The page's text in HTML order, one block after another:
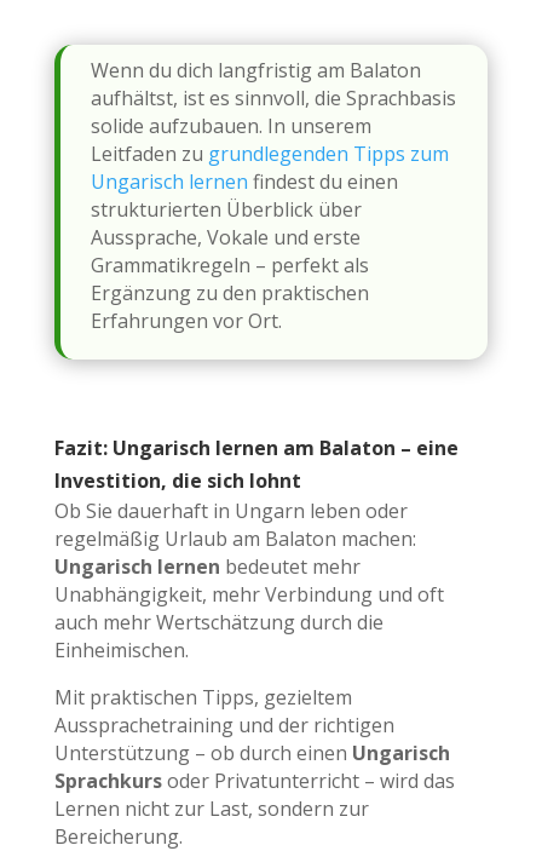
Wenn du dich langfristig am Balaton
aufhältst, ist es sinnvoll, die Sprachbasis
solide aufzubauen. In unserem
Leitfaden zu grundlegenden Tipps zum
Ungarisch lernen findest du einen
strukturierten Überblick über
Aussprache, Vokale und erste
Grammatikregeln – perfekt als
Ergänzung zu den praktischen
Erfahrungen vor Ort.
Fazit: Ungarisch lernen am Balaton – eine
Investition, die sich lohnt
Ob Sie dauerhaft in Ungarn leben oder
regelmäßig Urlaub am Balaton machen:
Ungarisch lernen bedeutet mehr
Unabhängigkeit, mehr Verbindung und oft
auch mehr Wertschätzung durch die
Einheimischen.
Mit praktischen Tipps, gezieltem
Aussprachetraining und der richtigen
Unterstützung – ob durch einen Ungarisch
Sprachkursoder Privatunterricht – wird das
Lernen nicht zur Last, sondern zur
Bereicherung.